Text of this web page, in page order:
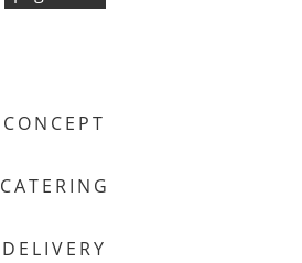
CONCEPT
CATERING
DELIVERY